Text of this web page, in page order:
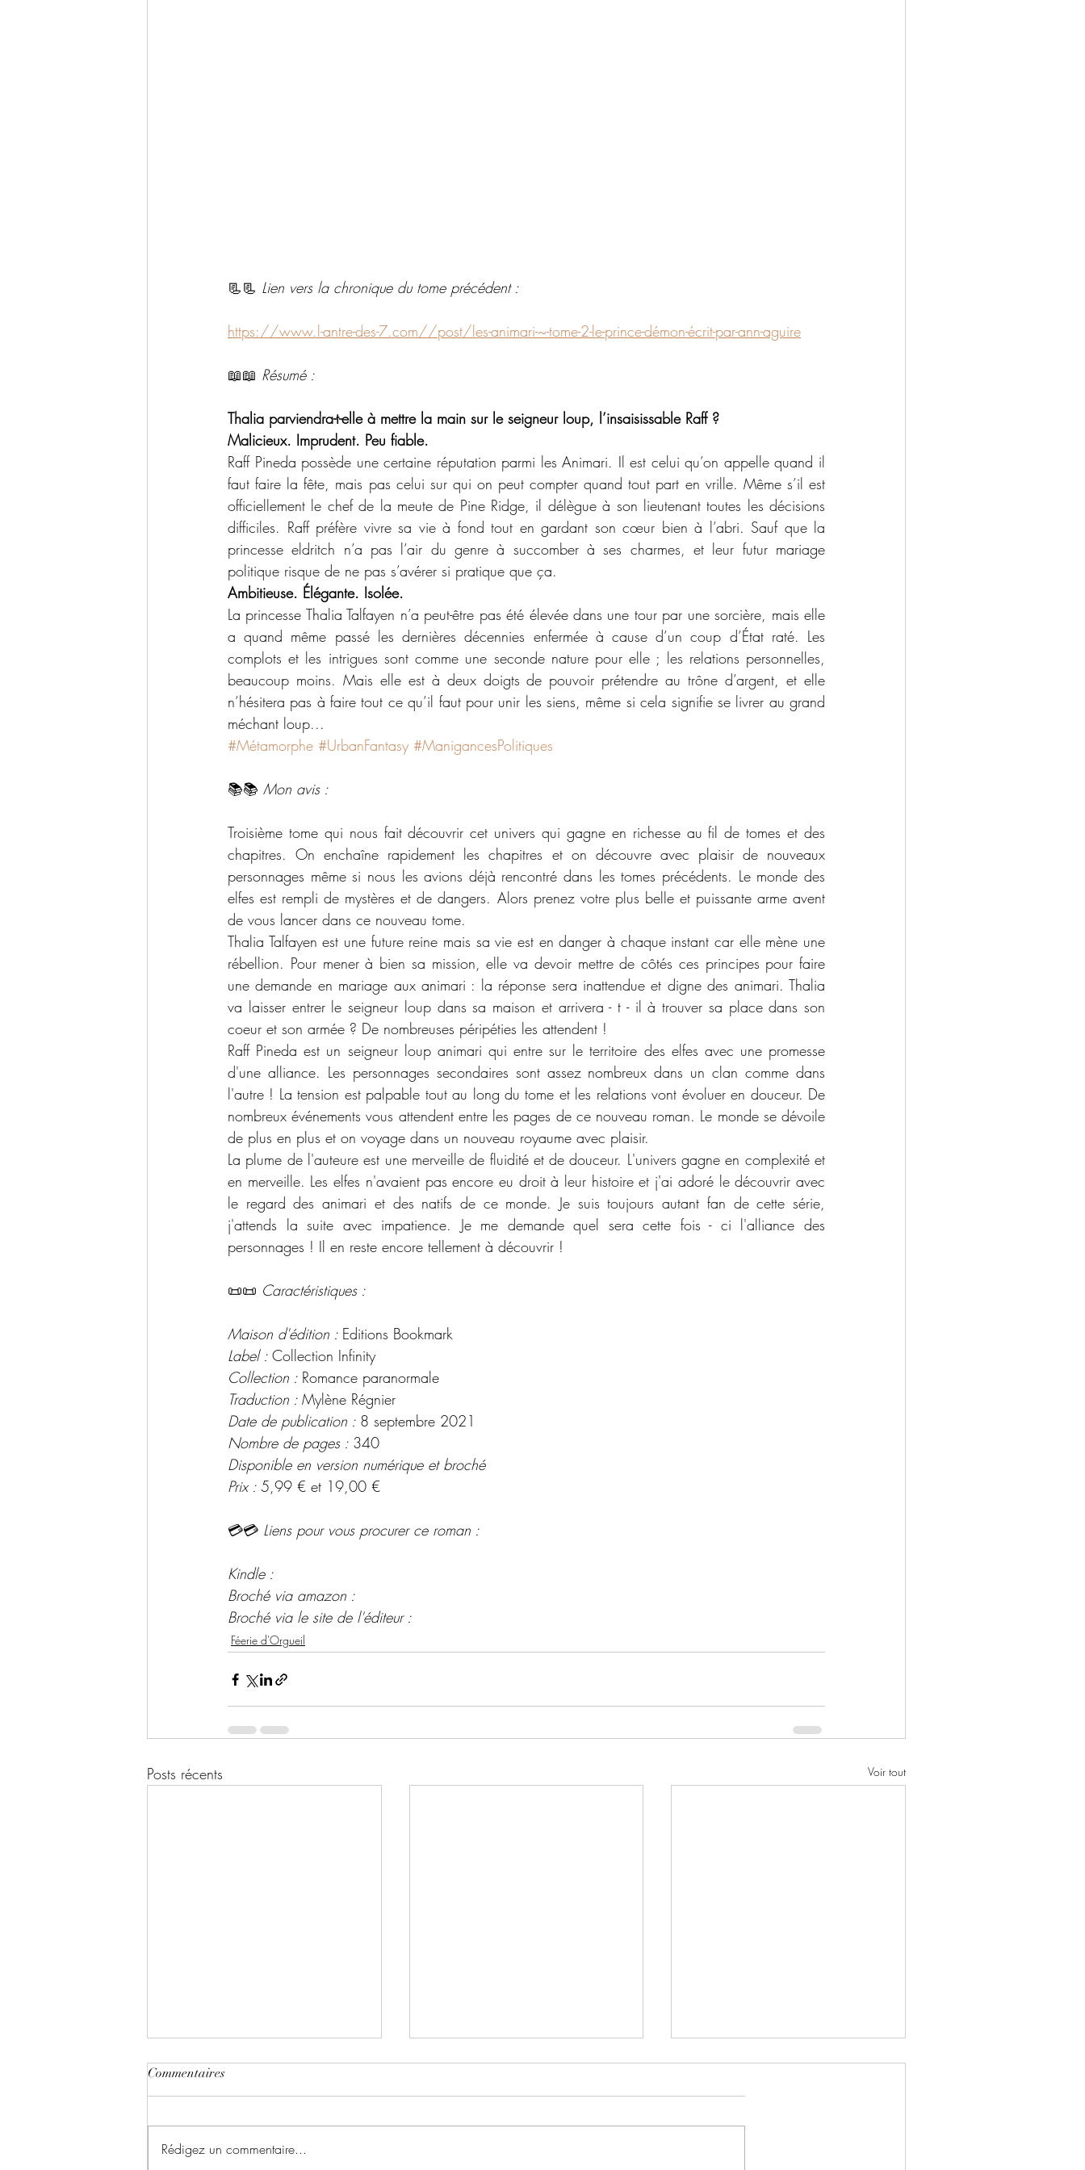
📃📃 Lien vers la chronique du tome précédent :
https://www.l-antre-des-7.com//post/les-animari-~-tome-2-le-prince-démon-écrit-par-ann-aguire
📖📖 Résumé :
Thalia parviendra-t-elle à mettre la main sur le seigneur loup, l’insaisissable Raff ?
Malicieux. Imprudent. Peu fiable.
Raff Pineda possède une certaine réputation parmi les Animari. Il est celui qu’on appelle quand il
faut faire la fête, mais pas celui sur qui on peut compter quand tout part en vrille. Même s’il est
officiellement le chef de la meute de Pine Ridge, il délègue à son lieutenant toutes les décisions
difficiles. Raff préfère vivre sa vie à fond tout en gardant son cœur bien à l’abri. Sauf que la
princesse eldritch n’a pas l’air du genre à succomber à ses charmes, et leur futur mariage
politique risque de ne pas s’avérer si pratique que ça.
Ambitieuse. Élégante. Isolée.
La princesse Thalia Talfayen n’a peut-être pas été élevée dans une tour par une sorcière, mais elle
a quand même passé les dernières décennies enfermée à cause d’un coup d’État raté. Les
complots et les intrigues sont comme une seconde nature pour elle ; les relations personnelles,
beaucoup moins. Mais elle est à deux doigts de pouvoir prétendre au trône d’argent, et elle
n’hésitera pas à faire tout ce qu’il faut pour unir les siens, même si cela signifie se livrer au grand
méchant loup...
#Métamorphe #UrbanFantasy #ManigancesPolitiques
📚📚 Mon avis :
Troisième tome qui nous fait découvrir cet univers qui gagne en richesse au fil de tomes et des
chapitres. On enchaîne rapidement les chapitres et on découvre avec plaisir de nouveaux
personnages même si nous les avions déjà rencontré dans les tomes précédents. Le monde des
elfes est rempli de mystères et de dangers. Alors prenez votre plus belle et puissante arme avent
de vous lancer dans ce nouveau tome.
Thalia Talfayen est une future reine mais sa vie est en danger à chaque instant car elle mène une
rébellion. Pour mener à bien sa mission, elle va devoir mettre de côtés ces principes pour faire
une demande en mariage aux animari : la réponse sera inattendue et digne des animari. Thalia
va laisser entrer le seigneur loup dans sa maison et arrivera - t - il à trouver sa place dans son
coeur et son armée ? De nombreuses péripéties les attendent !
Raff Pineda est un seigneur loup animari qui entre sur le territoire des elfes avec une promesse
d'une alliance. Les personnages secondaires sont assez nombreux dans un clan comme dans
l'autre ! La tension est palpable tout au long du tome et les relations vont évoluer en douceur. De
nombreux événements vous attendent entre les pages de ce nouveau roman. Le monde se dévoile
de plus en plus et on voyage dans un nouveau royaume avec plaisir.
La plume de l'auteure est une merveille de fluidité et de douceur. L'univers gagne en complexité et
en merveille. Les elfes n'avaient pas encore eu droit à leur histoire et j'ai adoré le découvrir avec
le regard des animari et des natifs de ce monde. Je suis toujours autant fan de cette série,
j'attends la suite avec impatience. Je me demande quel sera cette fois - ci l'alliance des
personnages ! Il en reste encore tellement à découvrir !
📜📜 Caractéristiques :
Maison d'édition : Editions Bookmark
Label : Collection Infinity
Collection : Romance paranormale
Traduction : Mylène Régnier
Date de publication : 8 septembre 2021
Nombre de pages : 340
Disponible en version numérique et broché
Prix : 5,99 € et 19,00 €
💳💳 Liens pour vous procurer ce roman :
Kindle :
Broché via amazon :
Broché via le site de l'éditeur :
Féerie d'Orgueil
Posts récents Voir tout
Commentaires
Rédigez un commentaire...